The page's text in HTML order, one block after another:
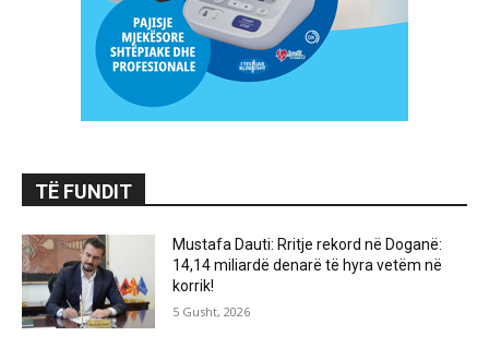
TË FUNDIT
Mustafa Dauti: Rritje rekord në Doganë:
14,14 miliardë denarë të hyra vetëm në
korrik!
5 Gusht, 2026